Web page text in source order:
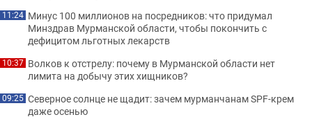
11:24 Минус 100 миллионов на посредников: что придумал
Минздрав Мурманской области, чтобы покончить с
дефицитом льготных лекарств
10:37 Волков к отстрелу: почему в Мурманской области нет
лимита на добычу этих хищников?
09:25 Северное солнце не щадит: зачем мурманчанам SPF-крем
даже осенью